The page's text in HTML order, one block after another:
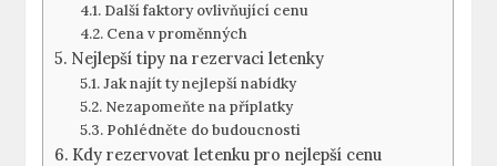
Další faktory ovlivňující cenu
Cena v proměnných
Nejlepší tipy na rezervaci letenky
Jak najít ty nejlepší nabídky
Nezapomeňte na příplatky
Pohlédněte do budoucnosti
Kdy rezervovat letenku pro nejlepší cenu